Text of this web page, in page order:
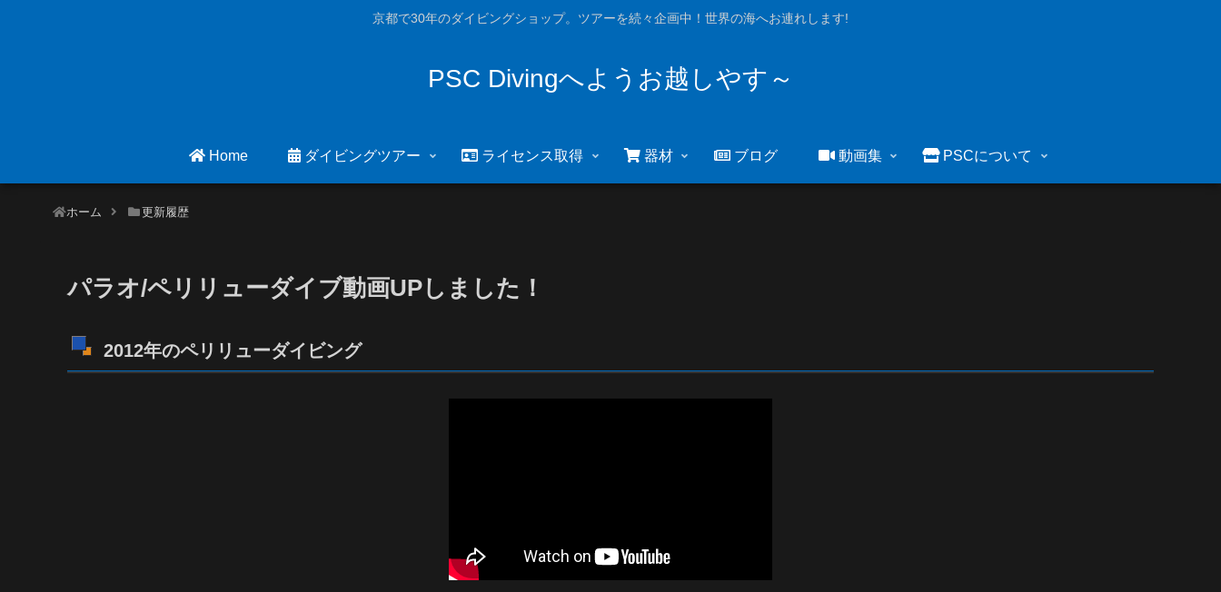
京都で30年のダイビングショップ。ツアーを続々企画中！世界の海へお連れします!
PSC Divingへようお越しやす～
Home ダイビングツアー ライセンス取得 器材 ブログ 動画集 PSCについて
ホーム 更新履歴
パラオ/ペリリューダイブ動画UPしました！
2012年のペリリューダイビング